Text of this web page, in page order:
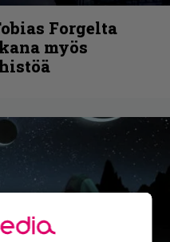
Forgelta
myös